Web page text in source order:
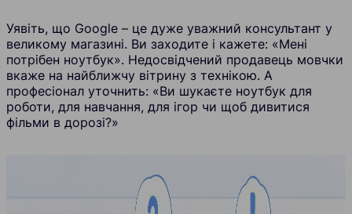
Уявіть, що Google – це дуже уважний консультант у
великому магазині. Ви заходите і кажете: «Мені
потрібен ноутбук». Недосвідчений продавець мовчки
вкаже на найближчу вітрину з технікою. А
професіонал уточнить: «Ви шукаєте ноутбук для
роботи, для навчання, для ігор чи щоб дивитися
фільми в дорозі?»